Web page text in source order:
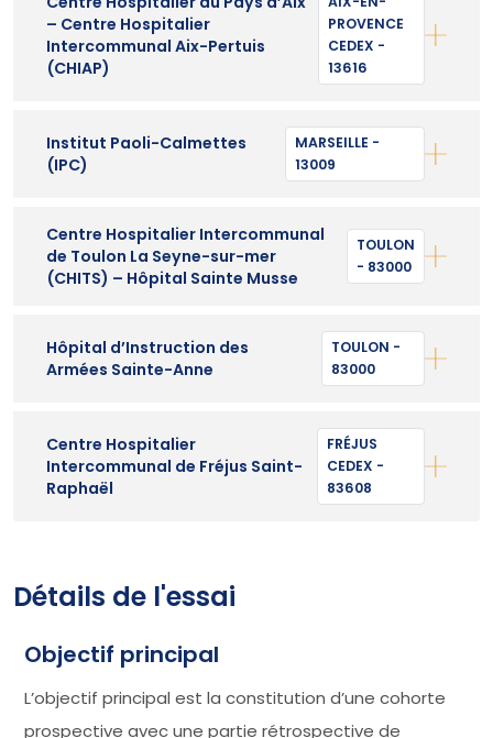
– Centre Hospitalier
Intercommunal Aix-Pertuis
(CHIAP)
PROVENCE
CEDEX -
13616
Institut Paoli-Calmettes
(IPC)
MARSEILLE -
13009
Centre Hospitalier Intercommunal
de Toulon La Seyne-sur-mer
(CHITS) – Hôpital Sainte Musse
TOULON
- 83000
Hôpital d’Instruction des
Armées Sainte-Anne
TOULON -
83000
Centre Hospitalier
Intercommunal de Fréjus Saint-
Raphaël
FRÉJUS
CEDEX -
83608
Détails de l'essai
Objectif principal
L’objectif principal est la constitution d’une cohorte
prospective avec une partie rétrospective de